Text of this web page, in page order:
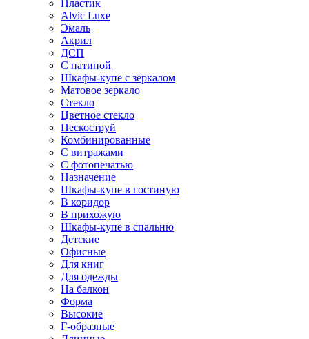
Пластик
Alvic Luxe
Эмаль
Акрил
ДСП
С патиной
Шкафы-купе с зеркалом
Матовое зеркало
Стекло
Цветное стекло
Пескоструй
Комбинированные
С витражами
С фотопечатью
Назначение
Шкафы-купе в гостиную
В коридор
В прихожую
Шкафы-купе в спальню
Детские
Офисные
Для книг
Для одежды
На балкон
Форма
Высокие
Г-образные